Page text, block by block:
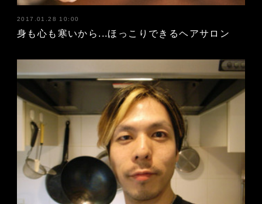
2017.01.28 10:00
身も心も寒いから...ほっこりできるヘアサロン